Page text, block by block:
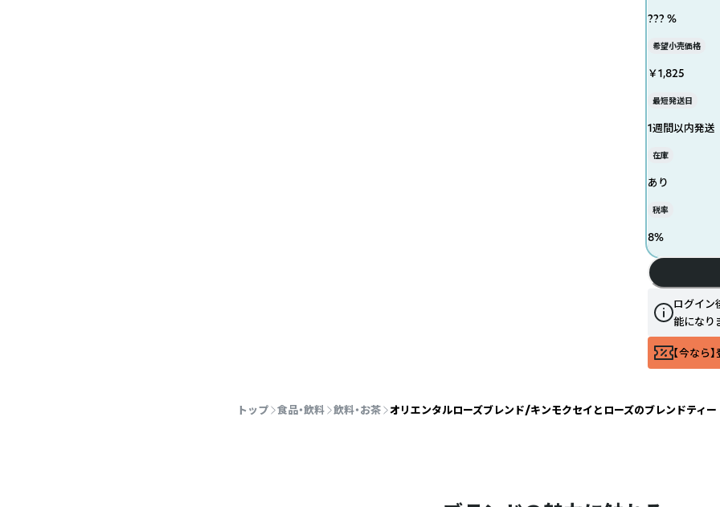
??? %
希望小売価格
￥1,825
最短発送日
1週間以内発送
在庫
あり
税率
8%
ログイン
能になり
【今なら
トップ 食品・飲料 飲料・お茶 オリエンタルローズブレンド/キンモクセイとローズのブレンドティー